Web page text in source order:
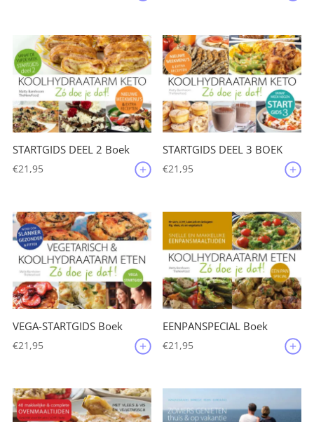
STARTGIDS DEEL 2 Boek
€21,95
STARTGIDS DEEL 3 BOEK
€21,95
VEGA-STARTGIDS Boek
€21,95
EENPANSPECIAL Boek
€21,95